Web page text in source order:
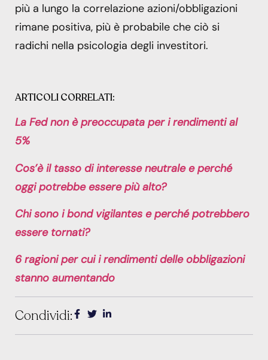
più a lungo la correlazione azioni/obbligazioni
rimane positiva, più è probabile che ciò si
radichi nella psicologia degli investitori.
ARTICOLI CORRELATI:
La Fed non è preoccupata per i rendimenti al
5%
Cos’è il tasso di interesse neutrale e perché
oggi potrebbe essere più alto?
Chi sono i bond vigilantes e perché potrebbero
essere tornati?
6 ragioni per cui i rendimenti delle obbligazioni
stanno aumentando
Condividi: